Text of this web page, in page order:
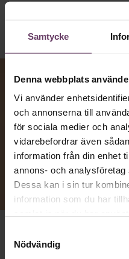
Samtycke
Denna webbplats
Vi använder
och annonserna till
för sociala medier och
vidarebefordrar även
information från din enhet
annons- och
Dessa kan i sin tur
information som du har
Nödvändig
Appen Sinceerly
VD:AR KAN VARA SVÅRA